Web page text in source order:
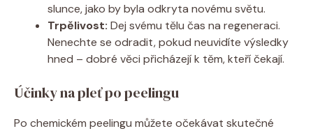
slunce, jako by byla odkryta novému světu.
Trpělivost: Dej svému tělu čas na regeneraci.
Nenechte se odradit, pokud neuvidíte výsledky
hned – dobré věci přicházejí k těm, kteří čekají.
Účinky na pleť po peelingu
Po chemickém peelingu můžete očekávat skutečné